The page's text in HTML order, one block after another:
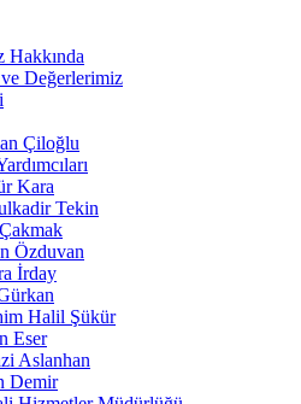
Hakkında
Değerlerimiz
Çiloğlu
Kara
Tekin
Özduvan
İrday
Halil Şükür
Eser
Aslanhan
Demir